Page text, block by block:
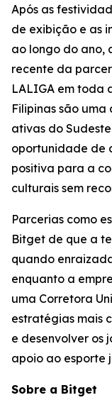
Após as
de exibição e as
ao longo do ano,
recente da
LALIGA em toda
Filipinas são
ativas do
oportunidade de
positiva para a
culturais sem
Parcerias como
Bitget de que a
quando
enquanto a
uma Corretora
estratégias mais
e desenvolver os
apoio ao esporte
Sobre a Bitget